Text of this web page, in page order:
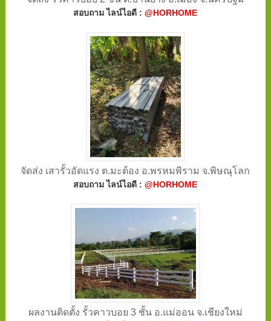
สอบถาม ไลน์ไอดี :@HORHOME
จัดส่ง เสารั้วอัดแรง ต.มะต้อง อ.พรหมพิราม จ.พิษณุโลก
สอบถาม ไลน์ไอดี :@HORHOME
ผลงานติดตั้ง รั้วคาวบอย 3 ชั้น อ.แม่ออน จ.เชียงใหม่